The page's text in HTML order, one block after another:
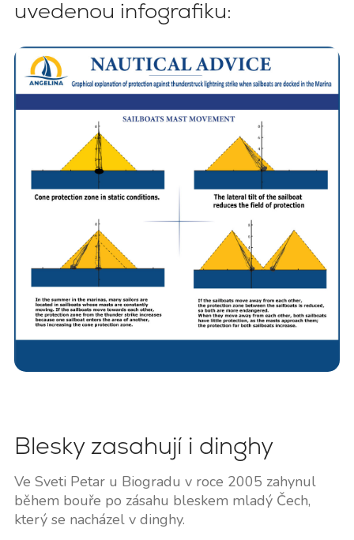
uvedenou infografiku:
Blesky zasahují i dinghy
Ve Sveti Petar u Biogradu v roce 2005 zahynul
během bouře po zásahu bleskem mladý Čech,
který se nacházel v dinghy.